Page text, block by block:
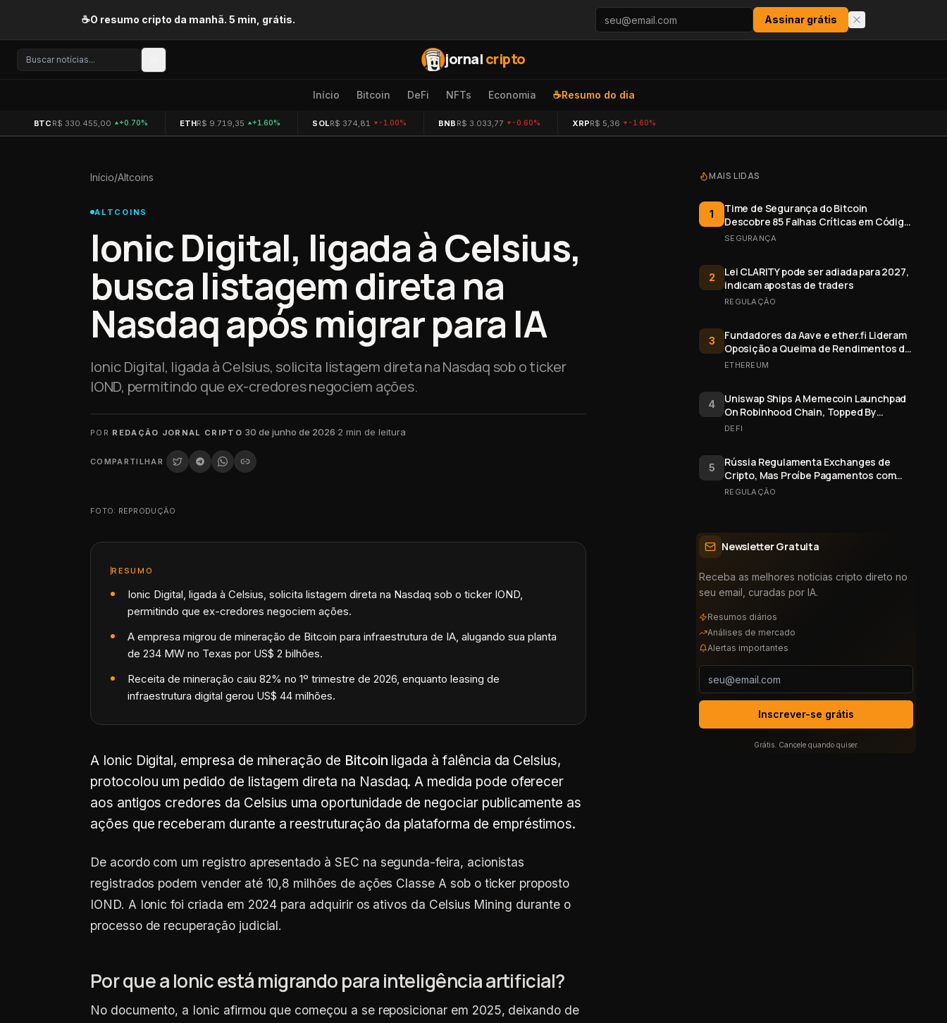
☕O resumo cripto da manhã. 5 min, grátis. Assinar grátis
jornalcripto
Início Bitcoin DeFi NFTs Economia ☕Resumo do dia
BTC R$ 330.455,00 +0.70% ETHR$ 9.719,35 +1.60% SOLR$ 374,81 -1.00% BNB R$ 3.033,77 -0.60% XRPR$ 5,36 -1.60%
Início/Altcoins
ALTCOINS
Ionic Digital, ligada à Celsius,
busca listagem direta na
Nasdaq após migrar para IA
Ionic Digital, ligada à Celsius, solicita listagem direta na Nasdaq sob o ticker
IOND, permitindo que ex-credores negociem ações.
POR REDAÇÃO JORNAL CRIPTO·30 de junho de 2026·2 min de leitura
COMPARTILHAR
FOTO: REPRODUÇÃO
RESUMO
Ionic Digital, ligada à Celsius, solicita listagem direta na Nasdaq sob o ticker IOND,
permitindo que ex-credores negociem ações.
A empresa migrou de mineração de Bitcoin para infraestrutura de IA, alugando sua planta
de 234 MW no Texas por US$ 2 bilhões.
Receita de mineração caiu 82% no 1º trimestre de 2026, enquanto leasing de
infraestrutura digital gerou US$ 44 milhões.
A Ionic Digital, empresa de mineração de Bitcoin ligada à falência da Celsius,
protocolou um pedido de listagem direta na Nasdaq. A medida pode oferecer
aos antigos credores da Celsius uma oportunidade de negociar publicamente as
ações que receberam durante a reestruturação da plataforma de empréstimos.
De acordo com um registro apresentado à SEC na segunda-feira, acionistas
registrados podem vender até 10,8 milhões de ações Classe A sob o ticker proposto
IOND. A Ionic foi criada em 2024 para adquirir os ativos da Celsius Mining durante o
processo de recuperação judicial.
Por que a Ionic está migrando para inteligência artificial?
No documento, a Ionic afirmou que começou a se reposicionar em 2025, deixando de
MAIS LIDAS
1
Time de Segurança do Bitcoin
Descobre 85 Falhas Críticas em Código
Aberto
SEGURANÇA
2
Lei CLARITY pode ser adiada para 2027,
indicam apostas de traders
REGULAÇÃO
3
Fundadores da Aave e ether.fi Lideram
Oposição a Queima de Rendimentos de
Staking do Ethereum
ETHEREUM
4
Uniswap Ships A Memecoin Launchpad
On Robinhood Chain, Topped By
$FRONG Token Minted Six Days Early
DEFI
5
Rússia Regulamenta Exchanges de
Cripto, Mas Proíbe Pagamentos com
Bitcoin
REGULAÇÃO
Newsletter Gratuita
Receba as melhores notícias cripto direto no
seu email, curadas por IA.
Resumos diários
Análises de mercado
Alertas importantes
Inscrever-se grátis
Grátis. Cancele quando quiser.